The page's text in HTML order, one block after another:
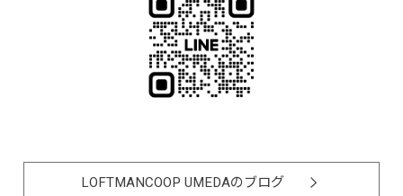
LOFTMANCOOP UMEDAのブログ